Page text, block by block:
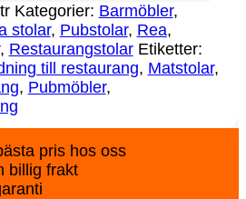
Kategorier: Barmöbler,
stolar, Pubstolar, Rea,
, Restaurangstolar Etiketter:
till restaurang, Matstolar,
, Pubmöbler,
pris hos oss
billig frakt